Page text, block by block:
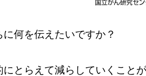
何を伝えたいですか？
とらえて減らしていくことが